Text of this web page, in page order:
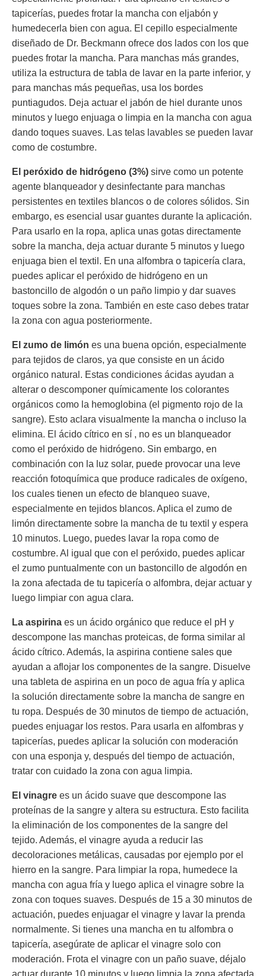
tapicerías, puedes frotar la mancha con eljabón y
humedecerla bien con agua. El cepillo especialmente
diseñado de Dr. Beckmann ofrece dos lados con los que
puedes frotar la mancha. Para manchas más grandes,
utiliza la estructura de tabla de lavar en la parte inferior, y
para manchas más pequeñas, usa los bordes
puntiagudos. Deja actuar el jabón de hiel durante unos
minutos y luego enjuaga o limpia en la mancha con agua
dando toques suaves. Las telas lavables se pueden lavar
como de costumbre.
El peróxido de hidrógeno (3%) sirve como un potente
agente blanqueador y desinfectante para manchas
persistentes en textiles blancos o de colores sólidos. Sin
embargo, es esencial usar guantes durante la aplicación.
Para usarlo en la ropa, aplica unas gotas directamente
sobre la mancha, deja actuar durante 5 minutos y luego
enjuaga bien el textil. En una alfombra o tapicería clara,
puedes aplicar el peróxido de hidrógeno en un
bastoncillo de algodón o un paño limpio y dar suaves
toques sobre la zona. También en este caso debes tratar
la zona con agua posteriormente.
El zumo de limón es una buena opción, especialmente
para tejidos de claros, ya que consiste en un ácido
orgánico natural. Estas condiciones ácidas ayudan a
alterar o descomponer químicamente los colorantes
orgánicos como la hemoglobina (el pigmento rojo de la
sangre). Esto aclara visualmente la mancha o incluso la
elimina. El ácido cítrico en sí , no es un blanqueador
como el peróxido de hidrógeno. Sin embargo, en
combinación con la luz solar, puede provocar una leve
reacción fotoquímica que produce radicales de oxígeno,
los cuales tienen un efecto de blanqueo suave,
especialmente en tejidos blancos. Aplica el zumo de
limón directamente sobre la mancha de tu textil y espera
10 minutos. Luego, puedes lavar la ropa como de
costumbre. Al igual que con el peróxido, puedes aplicar
el zumo puntualmente con un bastoncillo de algodón en
la zona afectada de tu tapicería o alfombra, dejar actuar y
luego limpiar con agua clara.
La aspirina es un ácido orgánico que reduce el pH y
descompone las manchas proteicas, de forma similar al
ácido cítrico. Además, la aspirina contiene sales que
ayudan a aflojar los componentes de la sangre. Disuelve
una tableta de aspirina en un poco de agua fría y aplica
la solución directamente sobre la mancha de sangre en
tu ropa. Después de 30 minutos de tiempo de actuación,
puedes enjuagar los restos. Para usarla en alfombras y
tapicerías, puedes aplicar la solución con moderación
con una esponja y, después del tiempo de actuación,
tratar con cuidado la zona con agua limpia.
El vinagre es un ácido suave que descompone las
proteínas de la sangre y altera su estructura. Esto facilita
la eliminación de los componentes de la sangre del
tejido. Además, el vinagre ayuda a reducir las
decoloraciones metálicas, causadas por ejemplo por el
hierro en la sangre. Para limpiar la ropa, humedece la
mancha con agua fría y luego aplica el vinagre sobre la
zona con toques suaves. Después de 15 a 30 minutos de
actuación, puedes enjuagar el vinagre y lavar la prenda
normalmente. Si tienes una mancha en tu alfombra o
tapicería, asegúrate de aplicar el vinagre solo con
moderación. Frota el vinagre con un paño suave, déjalo
actuar durante 10 minutos y luego limpia la zona afectada